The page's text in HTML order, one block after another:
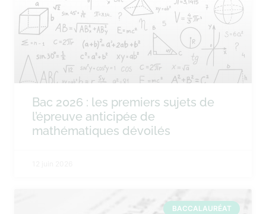
Bac 2026 : les premiers sujets de
l’épreuve anticipée de
mathématiques dévoilés
BACCALAURÉAT